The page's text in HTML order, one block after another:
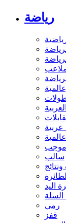
رياضة
عربية
موجب
سالب
اليد
رمي
قفز